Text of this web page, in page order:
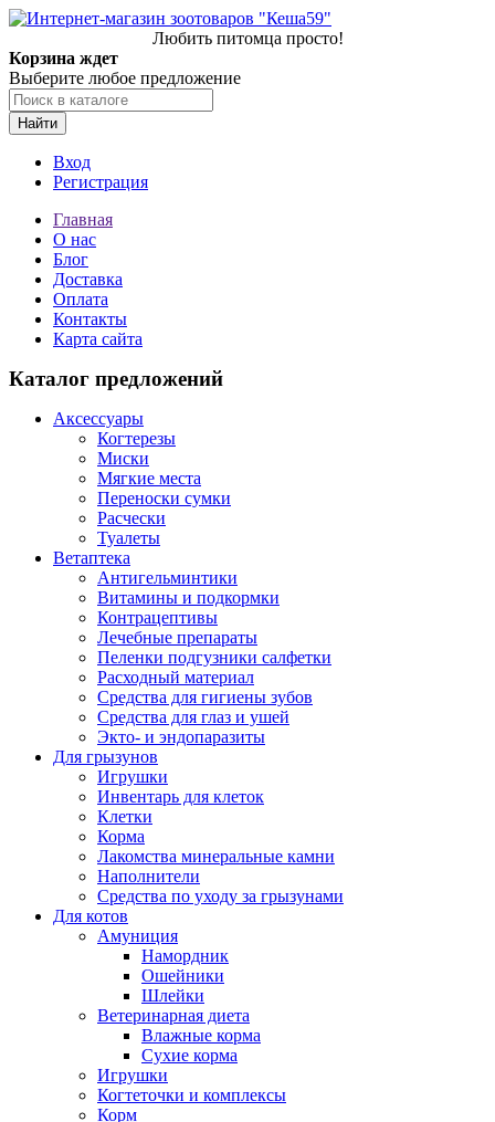
Любить питомца просто!
Корзина ждет
Выберите любое предложение
Найти
Вход
Регистрация
Главная
О нас
Блог
Доставка
Оплата
Контакты
Карта сайта
Каталог предложений
Аксессуары
Когтерезы
Миски
Мягкие места
Переноски сумки
Расчески
Туалеты
Ветаптека
Антигельминтики
Витамины и подкормки
Контрацептивы
Лечебные препараты
Пеленки подгузники салфетки
Расходный материал
Средства для гигиены зубов
Средства для глаз и ушей
Экто- и эндопаразиты
Для грызунов
Игрушки
Инвентарь для клеток
Клетки
Корма
Лакомства минеральные камни
Наполнители
Средства по уходу за грызунами
Для котов
Амуниция
Намордник
Ошейники
Шлейки
Ветеринарная диета
Влажные корма
Сухие корма
Игрушки
Когтеточки и комплексы
Корм